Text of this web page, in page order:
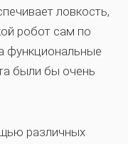
ловкость,
робот сам по
функциональные
были бы очень
различных